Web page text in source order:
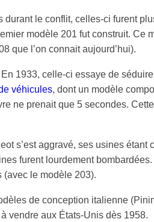
le conflit, celles-ci furent
modèle 201 fut construit. Ce
que l’on connait aujourd’hui).
1933, celle-ci essaye de
véhicules, dont un modèle
ne prenait que 5 secondes.
s’est aggravé, ses usines
furent lourdement
(avec le modèle 203).
de conception italienne
vendre aux États-Unis dès 1958.